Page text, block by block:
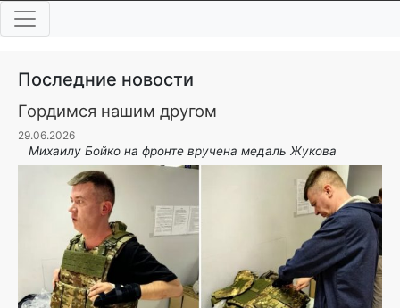
Последние новости
Гордимся нашим другом
29.06.2026
Михаилу Бойко на фронте вручена медаль Жукова